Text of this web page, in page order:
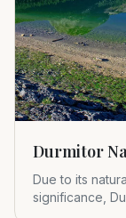
Durmitor
Due to its
significance,